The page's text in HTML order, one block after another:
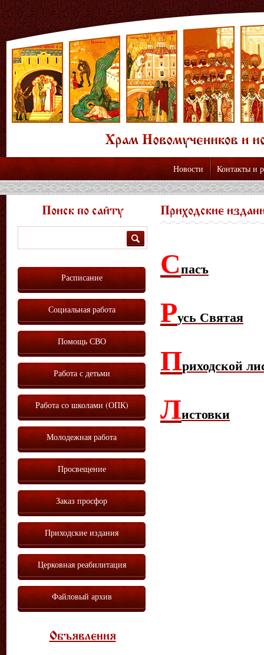
Новости Контакты и
Приходские
Спасъ
Русь Святая
Приходской
Листовки
Поиск по сайту
Расписание
Социальная работа
Помощь СВО
Работа с детьми
Работа со школами (ОПК)
Молодежная работа
Просвещение
Заказ просфор
Приходские издания
Церковная реабилитация
Файловый архив
Объявления